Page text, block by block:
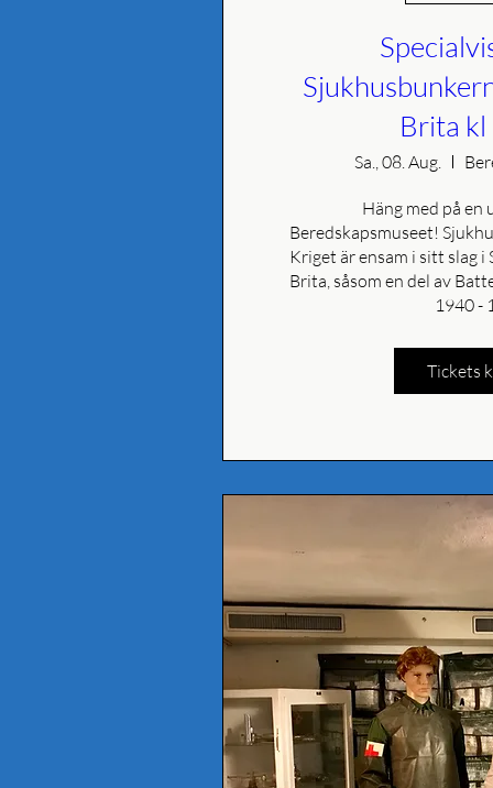
Brita
Sa., 08. Aug.
Häng med på en
Beredskapsmuseet!
Kriget är ensam i sitt slag
Brita, såsom en del av
1940 -
Tickets